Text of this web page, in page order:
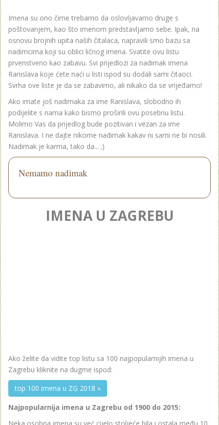
Imena su ono čime trebamo da oslovljavamo druge s
poštovanjem, kao što imenom predstavljamo sebe. Ipak, na
osnovu brojnih upita naših čitalaca, napravili smo bazu sa
nadimcima koji su oblici ličnog imena. Svatite ovu listu
prvenstveno kao zabavu. Svi prijedlozi za nadimak imena
Ranislava koje ćete naći u listi ispod su dodali sami čitaoci.
Svrha ove liste je da se zabavimo, ali nikako da se vrijeđamo!
Ako imate još nadimaka za ime Ranislava, slobodno ih
podijelite s nama kako bismo proširili ovu posebnu listu.
Molimo Vas da prijedlog bude pozitivan i vezan za ime
Ranislava. I ne dajte nikome nadimak kakav ni sami ne bi nosili.
Nadimak je karma, tako da... ;)
Nemamo nadimak
IMENA U ZAGREBU
Ako želite da vidite top listu sa 100 najpopularnijih imena u
Zagrebu kliknite na dugme ispod:
top 100 imena u ZG 2018 »
Najpopularnija imena u Zagrebu od 1900 do 2015:
Neka osobna imena su već cijelo stoljeće bila i ostala među 10